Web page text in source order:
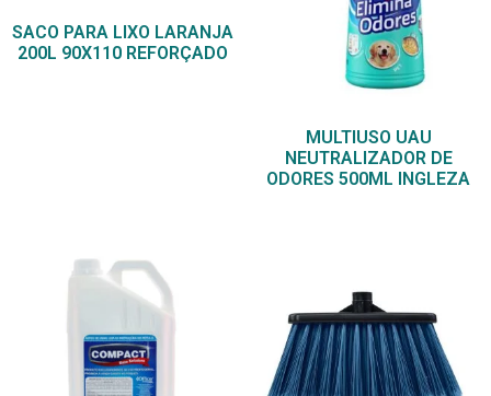
SACO PARA LIXO LARANJA
200L 90X110 REFORÇADO
MULTIUSO UAU
NEUTRALIZADOR DE
ODORES 500ML INGLEZA